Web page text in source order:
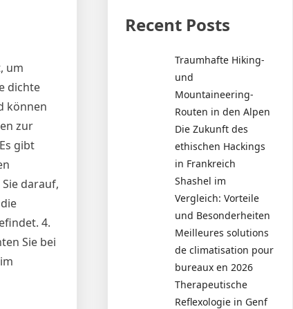
um
dichte
können
zur
gibt
darauf,
4.
Sie bei
Recent Posts
Traumhafte Hiking-
und
Mountaineering-
Routen in den Alpen
Die Zukunft des
ethischen Hackings
in Frankreich
Shashel im
Vergleich: Vorteile
und Besonderheiten
Meilleures solutions
de climatisation pour
bureaux en 2026
Therapeutische
Reflexologie in Genf